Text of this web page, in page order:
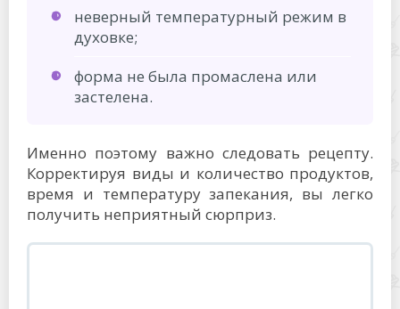
неверный температурный режим в
духовке;
форма не была промаслена или
застелена.
Именно поэтому важно следовать рецепту.
Корректируя виды и количество продуктов,
время и температуру запекания, вы легко
получить неприятный сюрприз.